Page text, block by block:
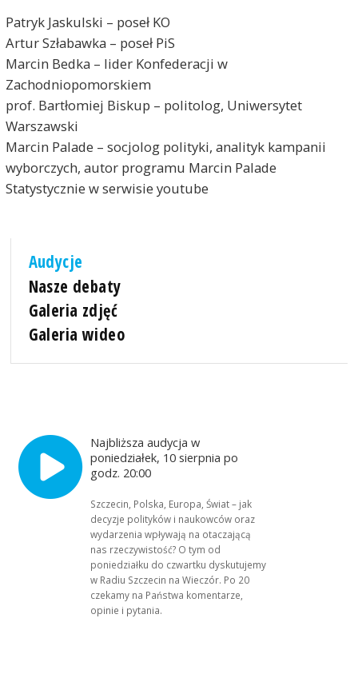
Patryk Jaskulski – poseł KO
Artur Szłabawka – poseł PiS
Marcin Bedka – lider Konfederacji w
Zachodniopomorskiem
prof. Bartłomiej Biskup – politolog, Uniwersytet
Warszawski
Marcin Palade – socjolog polityki, analityk kampanii
wyborczych, autor programu Marcin Palade
Statystycznie w serwisie youtube
Audycje
Nasze debaty
Galeria zdjęć
Galeria wideo
Najbliższa audycja w
poniedziałek, 10 sierpnia po
godz. 20:00
Szczecin, Polska, Europa, Świat – jak
decyzje polityków i naukowców oraz
wydarzenia wpływają na otaczającą
nas rzeczywistość? O tym od
poniedziałku do czwartku dyskutujemy
w Radiu Szczecin na Wieczór. Po 20
czekamy na Państwa komentarze,
opinie i pytania.